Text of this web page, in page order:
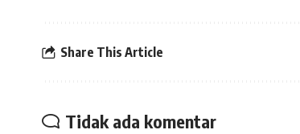
Share This Article
Tidak ada komentar